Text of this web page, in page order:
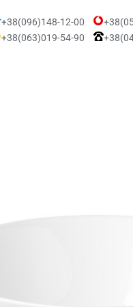
+38(096)148-12-00
+38(063)019-54-90